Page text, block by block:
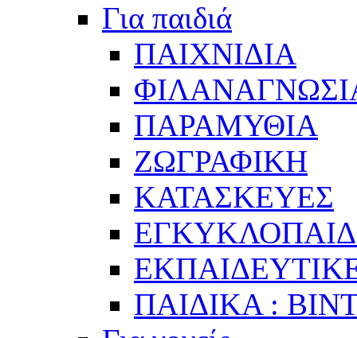
Για παιδιά
ΠΑΙΧΝΙΔΙΑ
ΠΑΡΑΜΥΘΙΑ
ΖΩΓΡΑΦΙΚΗ
ΚΑΤΑΣΚΕΥΕΣ
ΠΑΙΔΙΚΑ :